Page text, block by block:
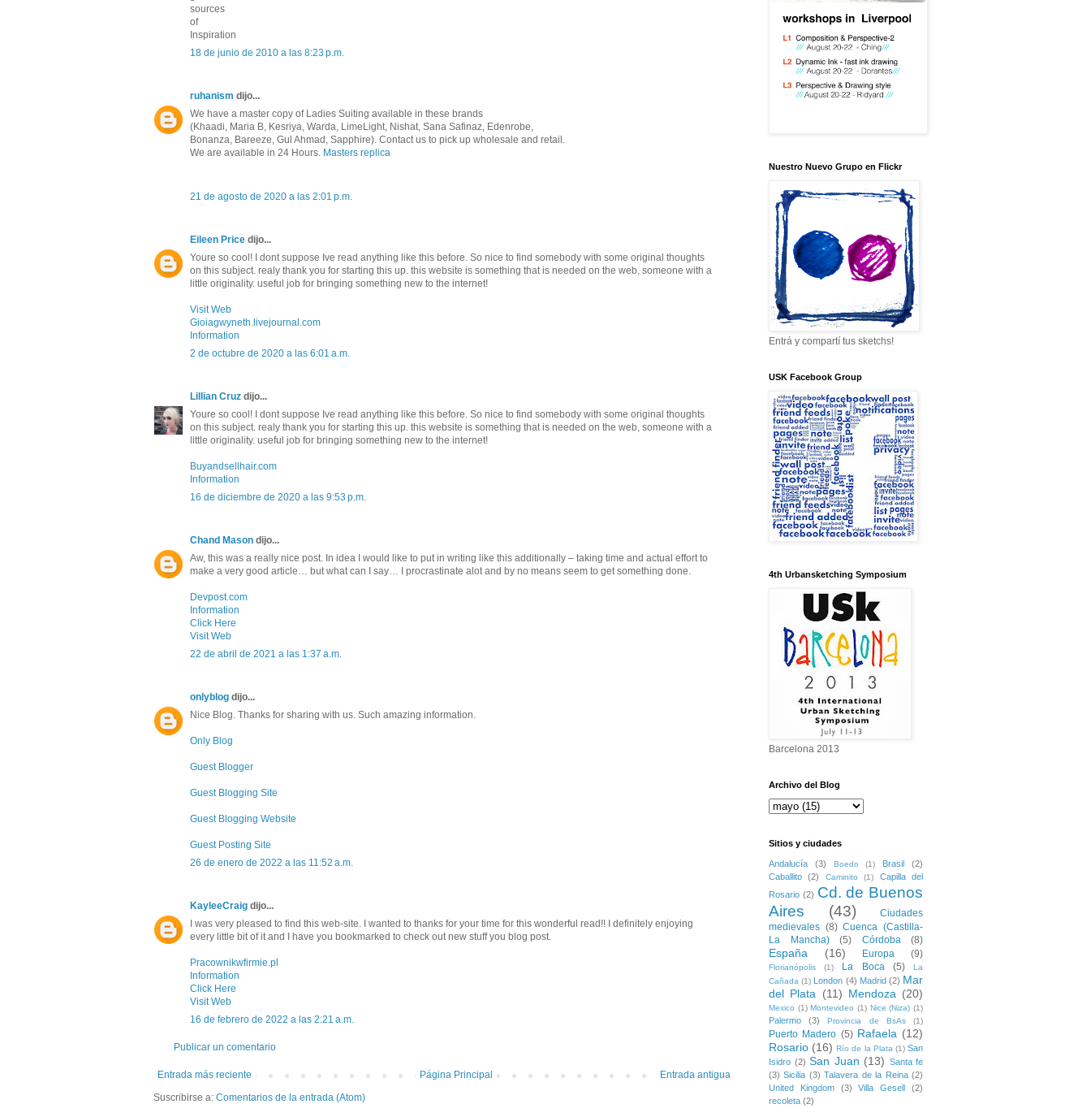
sources
of
Inspiration
18 de junio de 2010 a las 8:23 p.m.
ruhanism dijo...
We have a master copy of Ladies Suiting available in these brands
(Khaadi, Maria B, Kesriya, Warda, LimeLight, Nishat, Sana Safinaz, Edenrobe,
Bonanza, Bareeze, Gul Ahmad, Sapphire). Contact us to pick up wholesale and retail.
We are available in 24 Hours. Masters replica
21 de agosto de 2020 a las 2:01 p.m.
Eileen Price dijo...
Youre so cool! I dont suppose Ive read anything like this before. So nice to find somebody with some original thoughts
on this subject. realy thank you for starting this up. this website is something that is needed on the web, someone with a
little originality. useful job for bringing something new to the internet!
Visit Web
Gioiagwyneth.livejournal.com
Information
2 de octubre de 2020 a las 6:01 a.m.
Lillian Cruz dijo...
Youre so cool! I dont suppose Ive read anything like this before. So nice to find somebody with some original thoughts
on this subject. realy thank you for starting this up. this website is something that is needed on the web, someone with a
little originality. useful job for bringing something new to the internet!
Buyandsellhair.com
Information
16 de diciembre de 2020 a las 9:53 p.m.
Chand Mason dijo...
Aw, this was a really nice post. In idea I would like to put in writing like this additionally – taking time and actual effort to
make a very good article… but what can I say… I procrastinate alot and by no means seem to get something done.
Devpost.com
Information
Click Here
Visit Web
22 de abril de 2021 a las 1:37 a.m.
onlyblog dijo...
Nice Blog. Thanks for sharing with us. Such amazing information.
Only Blog
Guest Blogger
Guest Blogging Site
Guest Blogging Website
Guest Posting Site
26 de enero de 2022 a las 11:52 a.m.
KayleeCraig dijo...
I was very pleased to find this web-site. I wanted to thanks for your time for this wonderful read!! I definitely enjoying
every little bit of it and I have you bookmarked to check out new stuff you blog post.
Pracownikwfirmie.pl
Information
Click Here
Visit Web
16 de febrero de 2022 a las 2:21 a.m.
Publicar un comentario
Entrada más reciente Entrada antigua
Página Principal
Suscribirse a: Comentarios de la entrada (Atom)
Nuestro Nuevo Grupo en Flickr
Entrá y compartí tus sketchs!
USK Facebook Group
4th Urbansketching Symposium
Barcelona 2013
Archivo del Blog
Sitios y ciudades
Andalucía (3) Boedo (1) Brasil
(2)
Caballito
(2) Caminito (1)
Capilla del
Rosario (2) Cd. de Buenos
Aires
(43)
Ciudades
medievales (8) Cuenca (Castilla-
La Mancha)
(5) Córdoba (8)
España (16) Europa (9)
Florianópolis (1) La Boca (5)
La
Cañada (1) London (4) Madrid (2) Mar
del Plata (11) Mendoza (20)
Mexico (1) Montevideo (1) Nice (Niza) (1)
Palermo (3) Provincia de BsAs (1)
Puerto Madero (5) Rafaela (12)
Rosario (16) Río de la Plata (1) San
Isidro (2) San Juan (13) Santa fe
(3) Sicilia (3) Talavera de la Reina (2)
United Kingdom
(3) Villa Gesell
(2)
recoleta (2)